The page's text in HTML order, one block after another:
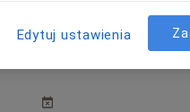
Jutro Pon,
Edytuj ustawienia